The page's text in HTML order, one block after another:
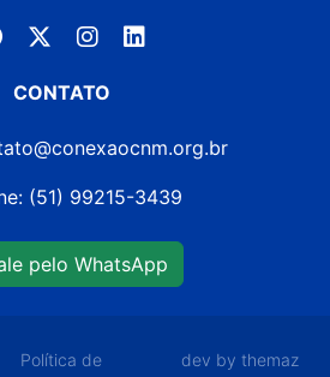
CONTATO
(51) 99215-3439
pelo WhatsApp
Política de
dev by themaz